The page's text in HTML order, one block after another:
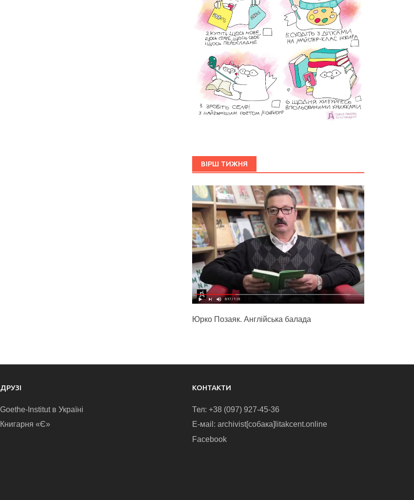
ВІРШ ТИЖНЯ
Юрко Позаяк. Англійська балада
ДРУЗІ
Goethe-Institut в Україні
Книгарня «Є»
КОНТАКТИ
Тел: +38 (097) 927-45-36
E-маіl: archivist[собака]litakcent.online
Facebook